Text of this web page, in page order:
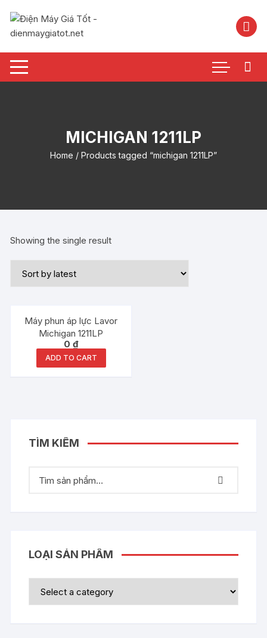
nội
MICHIGAN 1211LP
Home / Products tagged “michigan 1211LP”
Showing the single result
Máy phun áp lực Lavor
Michigan 1211LP
0₫
ADD TO CART
TÌM KIẾM
LOẠI SẢN PHẨM